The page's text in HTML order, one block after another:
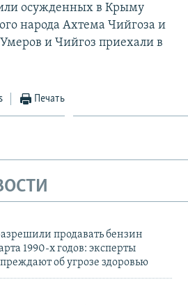
осужденных в Крыму
народа Ахтема Чийгоза и
и Чийгоз приехали в
Печать
продавать бензин
1990-х годов: эксперты
об угрозе здоровью